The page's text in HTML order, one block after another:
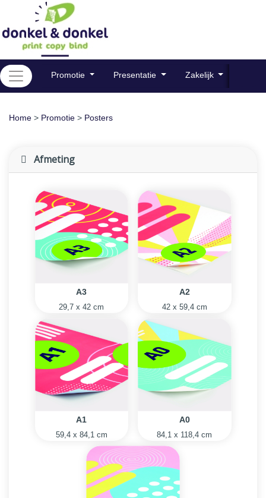
Promotie Presentatie Zakelijk
Home > Promotie > Posters
Afmeting
A3
29,7 x 42 cm
A2
42 x 59,4 cm
A1
59,4 x 84,1 cm
A0
84,1 x 118,4 cm